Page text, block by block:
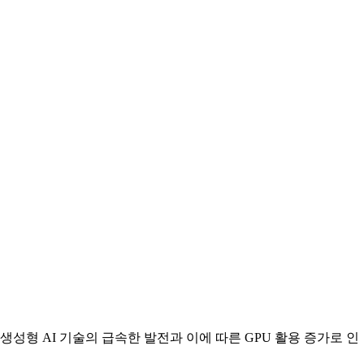
생성형 AI 기술의 급속한 발전과 이에 따른 GPU 활용 증가로 인